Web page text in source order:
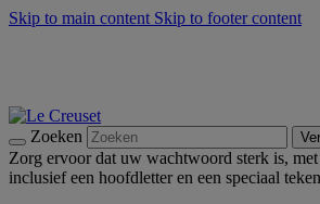
Skip to main content Skip to footer content
Zoeken
Zorg ervoor dat uw wachtwoord sterk is,
inclusief een hoofdletter en een speciaal